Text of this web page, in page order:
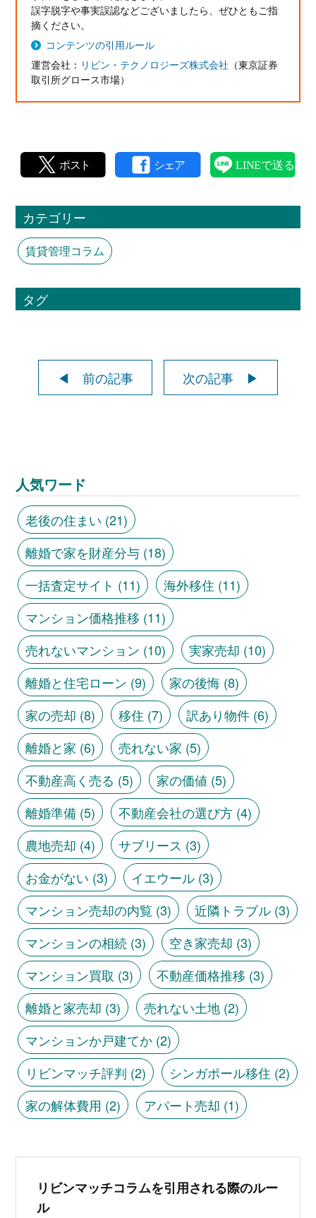
誤字脱字や事実誤認などございましたら、ぜひともご指
摘ください。
コンテンツの引用ルール
運営会社： リビン・テクノロジーズ株式会社 （東京証券
取引所グロース市場）
カテゴリー
賃貸管理コラム
タグ
◀ 前の記事 次の記事 ▶
人気ワード
老後の住まい (21)
離婚で家を財産分与(18)
一括査定サイト (11) 海外移住 (11)
マンション価格推移 (11)
売れないマンション (10) 実家売却 (10)
離婚と住宅ローン (9) 家の後悔(8)
家の売却 (8) 移住 (7) 訳あり物件(6)
離婚と家 (6) 売れない家 (5)
不動産高く売る (5) 家の価値 (5)
離婚準備(5) 不動産会社の選び方(4)
農地売却 (4) サブリース (3)
お金がない (3) イエウール(3)
マンション売却の内覧 (3) 近隣トラブル(3)
マンションの相続(3) 空き家売却 (3)
マンション買取 (3) 不動産価格推移 (3)
離婚と家売却 (3) 売れない土地(2)
マンションか戸建てか(2)
リビンマッチ評判 (2) シンガポール移住 (2)
家の解体費用 (2) アパート売却 (1)
リビンマッチコラムを引用される際のルー
ル